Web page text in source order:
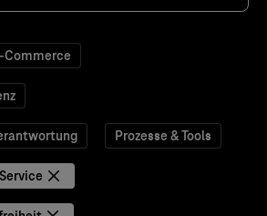
Commerce
Prozesse & Tools